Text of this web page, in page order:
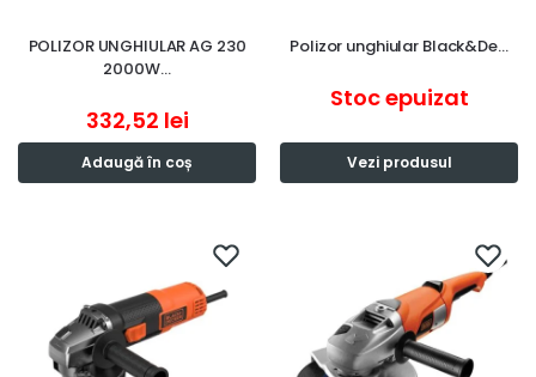
POLIZOR UNGHIULAR AG 230
2000W…
332,52 lei
Adaugă în coș
Polizor unghiular Black&De…
Stoc epuizat
Vezi produsul